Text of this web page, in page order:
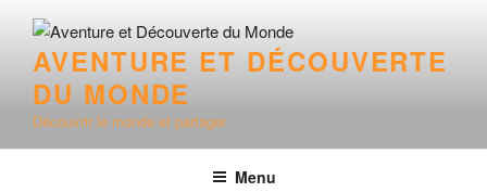
contenu
principal
AVENTURE ET DÉCOUVERTE
DU MONDE
Découvrir le monde et partager
Menu